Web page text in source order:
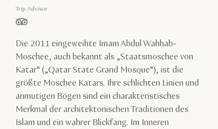
Trip Advisor
von 5 Sternen, basierend auf
Die 2011 eingeweihte Imam Abdul Wahhab-
Moschee, auch bekannt als „Staatsmoschee von
Katar“ („Qatar State Grand Mosque“), ist die
größte Moschee Katars. Ihre schlichten Linien und
anmutigen Bögen sind ein charakteristisches
Merkmal der architektonischen Traditionen des
Islam und ein wahrer Blickfang. Im Inneren